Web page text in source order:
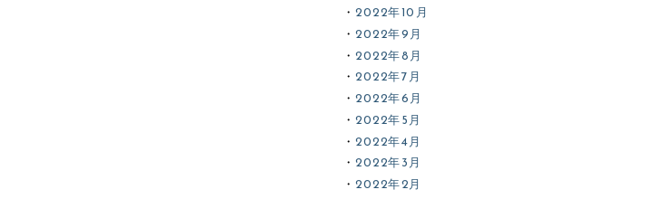
2022年10月
2022年9月
2022年8月
2022年7月
2022年6月
2022年5月
2022年4月
2022年3月
2022年2月